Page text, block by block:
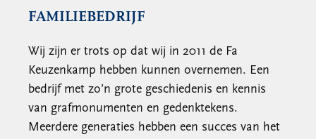
FAMILIEBEDRIJF
Wij zijn er trots op dat wij in 2011 de Fa
Keuzenkamp hebben kunnen overnemen. Een
bedrijf met zo’n grote geschiedenis en kennis
van grafmonumenten en gedenktekens.
Meerdere generaties hebben een succes van het